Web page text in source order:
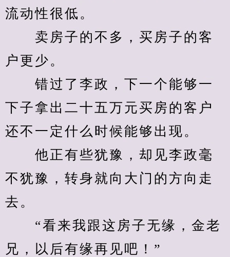
流动性很低。
卖房子的不多，买房子的客
户更少。
错过了李政，下一个能够一
下子拿出二十五万元买房的客户
还不一定什么时候能够出现。
他正有些犹豫，却见李政毫
不犹豫，转身就向大门的方向走
去。
“看来我跟这房子无缘，金老
兄，以后有缘再见吧！”